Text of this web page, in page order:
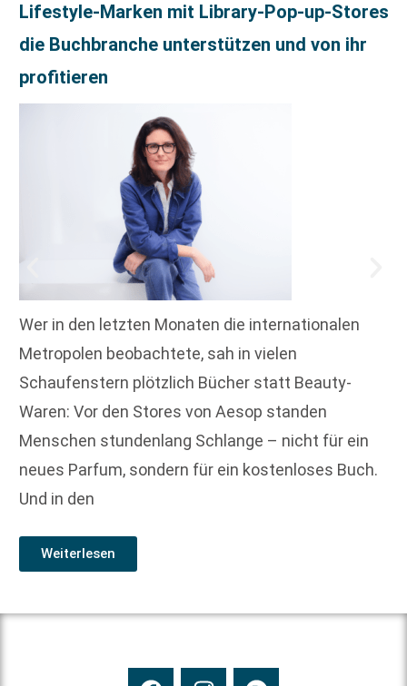
Lifestyle-Marken mit Library-Pop-up-Stores
die Buchbranche unterstützen und von ihr
profitieren
Wer in den letzten Monaten die internationalen
Metropolen beobachtete, sah in vielen
Schaufenstern plötzlich Bücher statt Beauty-
Waren: Vor den Stores von Aesop standen
Menschen stundenlang Schlange – nicht für ein
neues Parfum, sondern für ein kostenloses Buch.
Und in den
Weiterlesen